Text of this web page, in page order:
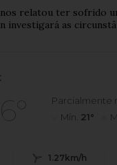
relatou ter sofrido
investigará as
Parcialmente
Mín. 21°
1.27km/h